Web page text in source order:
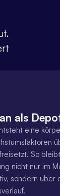
als
eine
So
nicht nur im
sondern über